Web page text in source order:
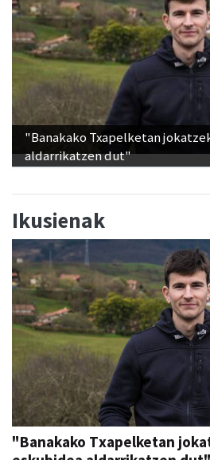
"Banakako Txapelketan
aldarrikatzen dut"
Ikusienak
"Banakako Txapelketan